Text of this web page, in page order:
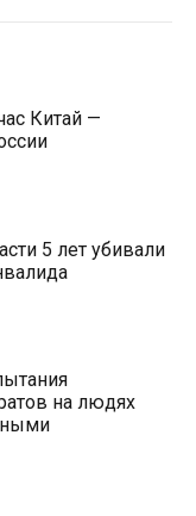
Китай —
5 лет убивали
на людях